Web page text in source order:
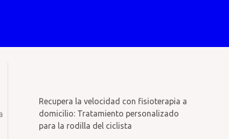
Recupera la velocidad con fisioterapia a
domicilio: Tratamiento personalizado
para la rodilla del ciclista